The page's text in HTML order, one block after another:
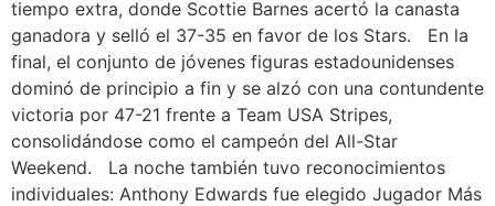
tiempo extra, donde Scottie Barnes acertó la canasta
ganadora y selló el 37-35 en favor de los Stars. En la
final, el conjunto de jóvenes figuras estadounidenses
dominó de principio a fin y se alzó con una contundente
victoria por 47-21 frente a Team USA Stripes,
consolidándose como el campeón del All-Star
Weekend. La noche también tuvo reconocimientos
individuales: Anthony Edwards fue elegido Jugador Más